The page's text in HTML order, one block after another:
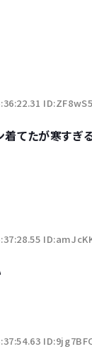
てたが寒すぎ